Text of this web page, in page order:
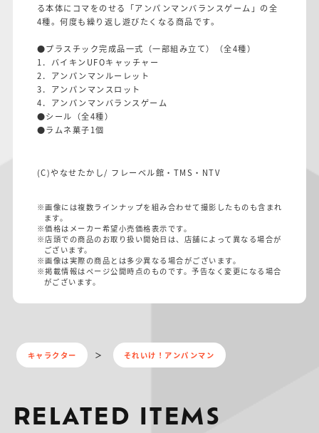
る本体にコマをのせる「アンパンマンバランスゲーム」の全
4種。何度も繰り返し遊びたくなる商品です。
●プラスチック完成品一式（一部組み立て）（全4種）
1．バイキンUFOキャッチャー
2．アンパンマンルーレット
3．アンパンマンスロット
4．アンパンマンバランスゲーム
●シール（全4種）
●ラムネ菓子1個
(C)やなせたかし/ フレーベル館・TMS・NTV
※画像には複数ラインナップを組み合わせて撮影したものも含まれ
ます。
※価格はメーカー希望小売価格表示です。
※店頭での商品のお取り扱い開始日は、店舗によって異なる場合が
ございます。
※画像は実際の商品とは多少異なる場合がございます。
※掲載情報はページ公開時点のものです。予告なく変更になる場合
がございます。
キャラクター それいけ！アンパンマン
RELATED ITEMS